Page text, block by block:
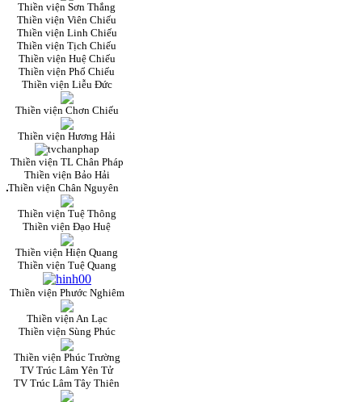
Thiền viện Sơn Thắng
Thiền viện Viên Chiếu
Thiền viện Linh Chiếu
Thiền viện Tịch Chiếu
Thiền viện Huệ Chiếu
Thiền viện Phổ Chiếu
Thiền viện Liễu Đức
Thiền viện Chơn Chiếu
Thiền viện Hương Hải
Thiền viện TL Chân Pháp
Thiền viện Bảo Hải
Thiền viện Chân Nguyên
Thiền viện Tuệ Thông
Thiền viện Đạo Huệ
Thiền viện Hiện Quang
Thiền viện Tuệ Quang
Thiền viện Phước Nghiêm
Thiền viện An Lạc
Thiền viện Sùng Phúc
Thiền viện Phúc Trường
TV Trúc Lâm Yên Tử
TV Trúc Lâm Tây Thiên